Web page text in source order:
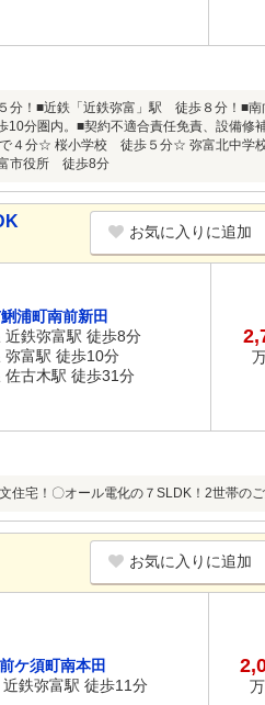
分！■近鉄「近鉄弥富」駅 徒歩８分！■
10分圏内。■契約不適合責任免責、設備
４分☆ 桜小学校 徒歩５分☆ 弥富北中
市役所 徒歩8分
お気に入りに追加
浦町南前新田
近鉄弥富駅 徒歩8分
弥富駅 徒歩10分
佐古木駅 徒歩31分
住宅！〇オール電化の７SLDK！2世帯の
お気に入りに追加
ケ須町南本田
鉄弥富駅 徒歩11分